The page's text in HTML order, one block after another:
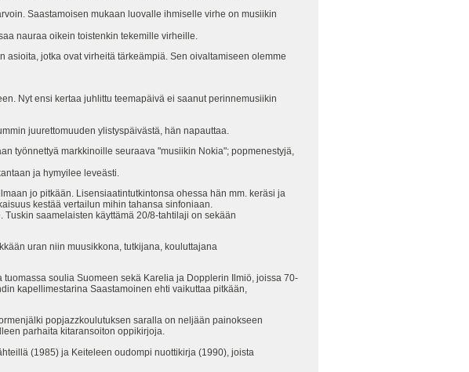
Saastamoisen mukaan luovalle ihmiselle virhe on musiikin
nauraa oikein toistenkin tekemille virheille.
jotka ovat virheitä tärkeämpiä. Sen oivaltamiseen olemme
Nyt ensi kertaa juhlittu teemapäivä ei saanut perinnemusiikin
juurettomuuden ylistyspäivästä, hän napauttaa.
työnnettyä markkinoille seuraava "musiikin Nokia"; popmenestyjä,
ja hymyilee leveästi.
jo pitkään. Lisensiaatintutkintonsa ohessa hän mm. keräsi ja
kestää vertailun mihin tahansa sinfoniaan.
saamelaisten käyttämä 20/8-tahtilaji on sekään
uran niin muusikkona, tutkijana, kouluttajana
soulia Suomeen sekä Karelia ja Dopplerin Ilmiö, joissa 70-
kapellimestarina Saastamoinen ehti vaikuttaa pitkään,
popjazzkoulutuksen saralla on neljään painokseen
parhaita kitaransoiton oppikirjoja.
(1985) ja Keiteleen oudompi nuottikirja (1990), joista